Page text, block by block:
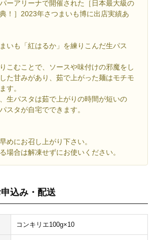
ーアリーナで開催された［日本最大級の
！］2023年さつまいも博に出店実績あ
いも「紅はるか」を練りこんだ生パス
こむことで、ソースや味付けの邪魔をし
た甘みがあり、茹で上がった麺はモチモ
す。
生パスタは茹で上がりの時間が短いの
スタが自宅でできます。
めにお召し上がり下さい。
場合は解凍せずにお使いください。
込み・配送
コンキリエ100g×10